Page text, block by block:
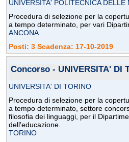
UNIVERSITA' POLITECNICA DELLE
Procedura di selezione per la
a tempo determinato, per vari
ANCONA
Posti: 3 Scadenza: 17-10-2019
Concorso - UNIVERSITA' DI
UNIVERSITA' DI TORINO
Procedura di selezione per la
a tempo determinato, settore
filosofia dei linguaggi, per il
dell'educazione.
TORINO